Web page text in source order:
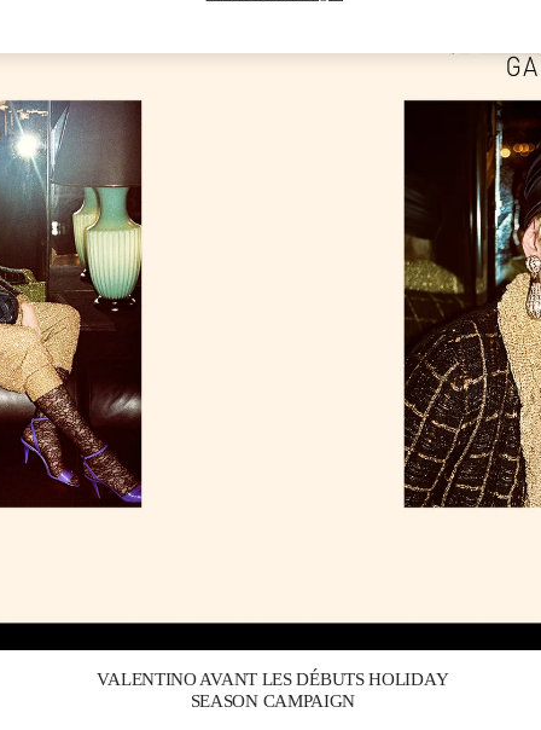
Link Opens in New Tab
VALENTINO AVANT LES DÉBUTS HOLIDAY
SEASON CAMPAIGN